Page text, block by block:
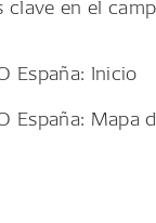
España: Inicio
España: Mapa